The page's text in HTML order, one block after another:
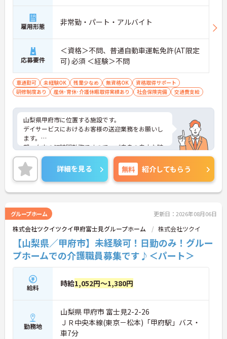
雇用形態 非常勤・パート・アルバイト
応募要件
＜資格＞不問、普通自動車運転免許(AT限定
可) 必須 ＜経験＞不問
車通勤可 未経験OK 残業少なめ 無資格OK
資格取得サポート
研修制度あり
産休･育休･介護休暇取得実績あり 社会保険完備 交通費支給
山梨県甲府市に位置する施設です。
デイサービスにおけるお客様の送迎業務をお願いし
ます。
朝・夕方の短時間勤務ですので、ご自身の自由な時
間を確保しながら働くことができます。
ご興味ある方には、面接対策ポイントなど、さらに
詳細をお話しいたしますのでお気軽にご相談くださ
い！
詳細を見る 無料 紹介してもらう
グループホーム 更新日：2026年08月06日
株式会社ツクイツクイ甲府富士見グループホーム 株式会社ツクイ
【山梨県／甲府市】未経験可！日勤のみ！グルー
プホームでの介護職員募集です♪＜パート＞
給料 時給1,052円～1,380円
勤務地
山梨県 甲府市 富士見2-2-26
ＪＲ中央本線(東京－松本)「甲府駅」バス・
車7分